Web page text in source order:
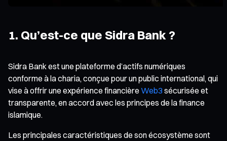
1. Qu’est-ce que Sidra Bank ?
Sidra Bank est une plateforme d’actifs numériques
conforme à la charia, conçue pour un public international, qui
vise à offrir une expérience financière Web3 sécurisée et
transparente, en accord avec les principes de la finance
islamique.
Les principales caractéristiques de son écosystème sont